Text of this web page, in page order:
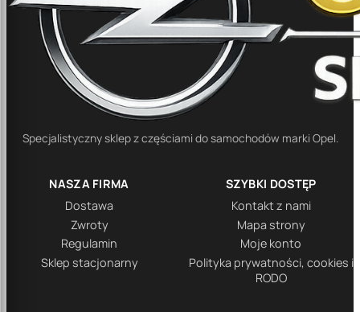
Specjalistyczny sklep z częściami do samochodów marki Opel.
NASZA FIRMA
Dostawa
Zwroty
Regulamin
Sklep stacjonarny
SZYBKI DOSTĘP
Kontakt z nami
Mapa strony
Moje konto
Polityka prywatności, cookies i
RODO